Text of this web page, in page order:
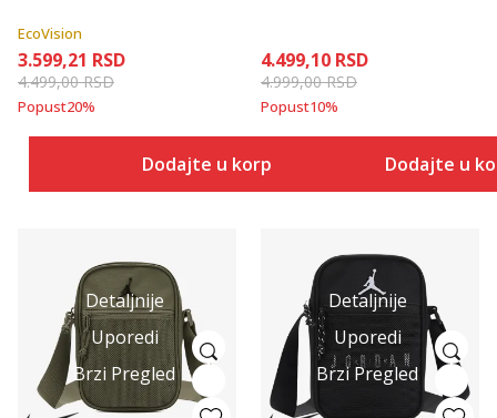
EcoVision
3.599,21 RSD
4.499,00RSD
Popust20%
Dodajte u korpu
4.499,10 RSD
4.999,00RSD
Popust10%
Dodajte u
Detaljnije
Uporedi
Brzi Pregled
Detaljnije
Uporedi
Brzi Pregled